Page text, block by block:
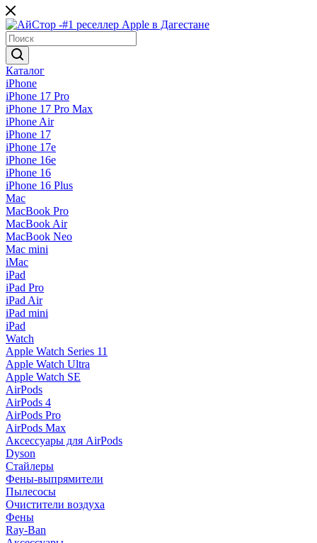
Каталог
iPhone
iPhone 17 Pro
iPhone 17 Pro Max
iPhone Air
iPhone 17
iPhone 17e
iPhone 16e
iPhone 16
iPhone 16 Plus
Mac
MacBook Pro
MacBook Air
MacBook Neo
Mac mini
iMac
iPad
iPad Pro
iPad Air
iPad mini
iPad
Watch
Apple Watch Series 11
Apple Watch Ultra
Apple Watch SE
AirPods
AirPods 4
AirPods Pro
AirPods Max
Аксессуары для AirPods
Dyson
Стайлеры
Фены-выпрямители
Пылесосы
Очистители воздуха
Фены
Ray-Ban